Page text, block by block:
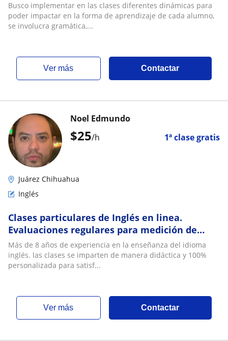
Busco implementar en las clases diferentes dinámicas para
poder impactar en la forma de aprendizaje de cada alumno,
se involucra gramática,...
ver más Contactar
$25/h 1ª clase gratis
Noel Edmundo
Juárez Chihuahua
Inglés
Clases particulares de Inglés en linea.
Evaluaciones regulares para medición de
progreso
Más de 8 años de experiencia en la enseñanza del idioma
inglés. las clases se imparten de manera didáctica y 100%
personalizada para satisf...
ver más Contactar